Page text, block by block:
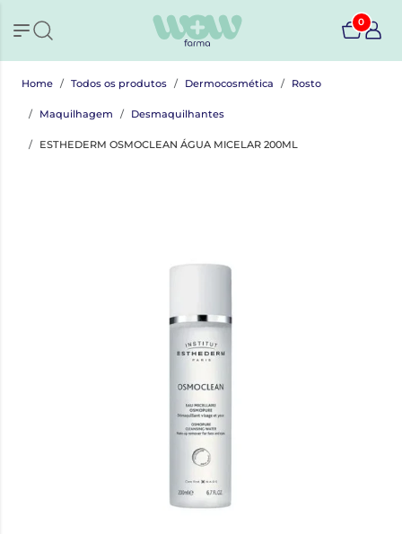
0
Home Todos os produtos Dermocosmética Rosto
Maquilhagem Desmaquilhantes
ESTHEDERM OSMOCLEAN ÁGUA MICELAR 200ML